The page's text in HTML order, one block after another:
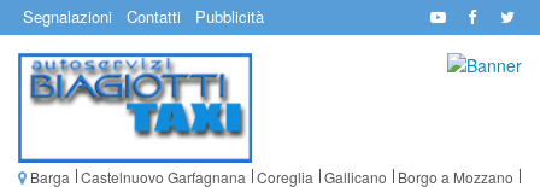
Segnalazioni Contatti Pubblicità
Barga Castelnuovo Garfagnana Coreglia Gallicano
Borgo a Mozzano